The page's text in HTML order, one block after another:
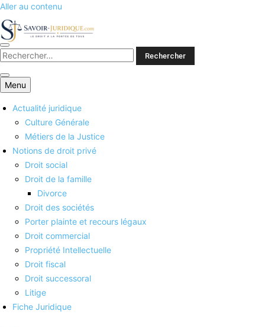
Aller au contenu
Savoirs juridiques
Menu
Actualité juridique
Culture Générale
Métiers de la Justice
Notions de droit privé
Droit social
Droit de la famille
Divorce
Droit des sociétés
Porter plainte et recours légaux
Droit commercial
Propriété Intellectuelle
Droit fiscal
Droit successoral
Litige
Fiche Juridique